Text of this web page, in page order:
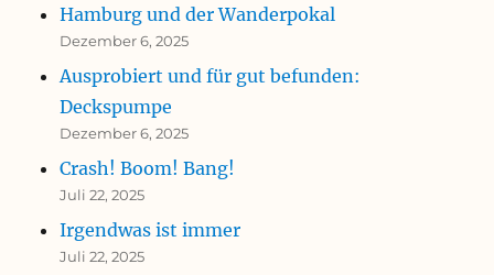
Hamburg und der Wanderpokal
Dezember 6, 2025
Ausprobiert und für gut befunden:
Deckspumpe
Dezember 6, 2025
Crash! Boom! Bang!
Juli 22, 2025
Irgendwas ist immer
Juli 22, 2025